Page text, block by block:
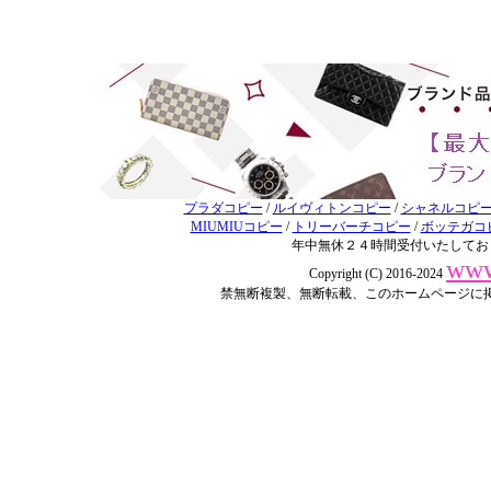
プラダコピー / ルイヴィトンコピー / シャネルコピ
MIUMIUコピー / トリーバーチコピー /ボッテガコ
年中無休２４時間受付いたして
Copyright (C) 2016-2024
禁無断複製、無断転載、このホームページ